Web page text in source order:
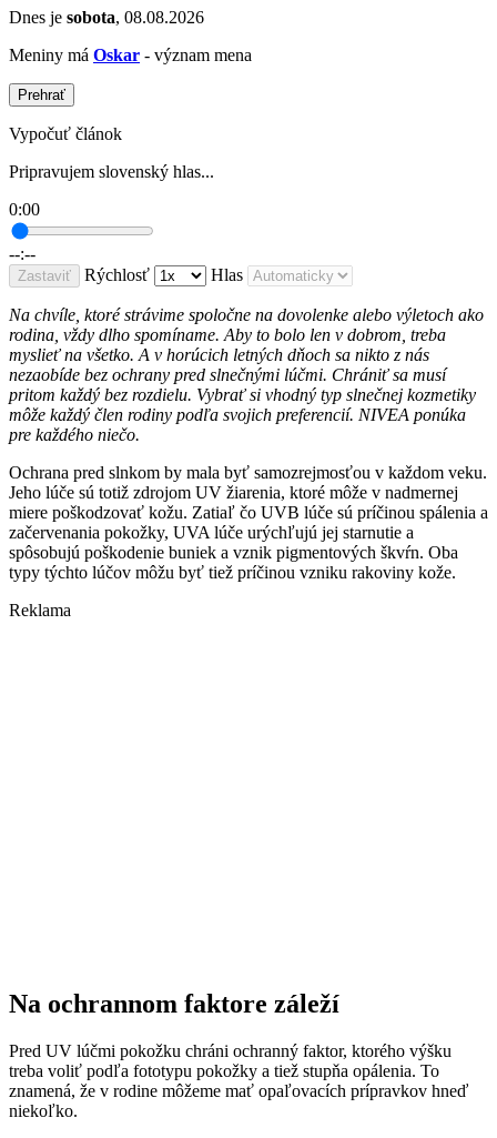
Dnes je sobota, 08.08.2026
Meniny má Oskar - význam mena
Prehrať
Vypočuť článok
Pripravujem slovenský hlas...
0:00
--:--
Zastaviť Rýchlosť Hlas
Na chvíle, ktoré strávime spoločne na dovolenke alebo výletoch ako
rodina, vždy dlho spomíname. Aby to bolo len v dobrom, treba
myslieť na všetko. A v horúcich letných dňoch sa nikto z nás
nezaobíde bez ochrany pred slnečnými lúčmi. Chrániť sa musí
pritom každý bez rozdielu. Vybrať si vhodný typ slnečnej kozmetiky
môže každý člen rodiny podľa svojich preferencií. NIVEA ponúka
pre každého niečo.
Ochrana pred slnkom by mala byť samozrejmosťou v každom veku.
Jeho lúče sú totiž zdrojom UV žiarenia, ktoré môže v nadmernej
miere poškodzovať kožu. Zatiaľ čo UVB lúče sú príčinou spálenia a
začervenania pokožky, UVA lúče urýchľujú jej starnutie a
spôsobujú poškodenie buniek a vznik pigmentových škvŕn. Oba
typy týchto lúčov môžu byť tiež príčinou vzniku rakoviny kože.
Reklama
Na ochrannom faktore záleží
Pred UV lúčmi pokožku chráni ochranný faktor, ktorého výšku
treba voliť podľa fototypu pokožky a tiež stupňa opálenia. To
znamená, že v rodine môžeme mať opaľovacích prípravkov hneď
niekoľko.